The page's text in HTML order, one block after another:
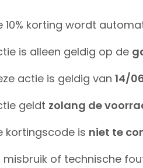
10% korting wordt
is alleen geldig op de
actie is geldig van 14/
geldt zolang de
kortingscode is niet te
misbruik of technische